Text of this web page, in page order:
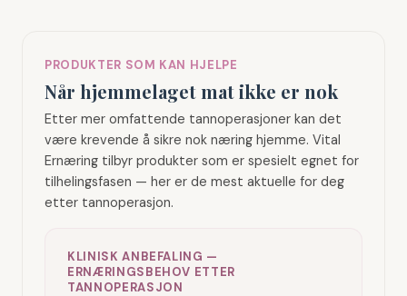
PRODUKTER SOM KAN HJELPE
Når hjemmelaget mat ikke er nok
Etter mer omfattende tannoperasjoner kan det
være krevende å sikre nok næring hjemme. Vital
Ernæring tilbyr produkter som er spesielt egnet for
tilhelingsfasen — her er de mest aktuelle for deg
etter tannoperasjon.
KLINISK ANBEFALING —
ERNÆRINGSBEHOV ETTER
TANNOPERASJON